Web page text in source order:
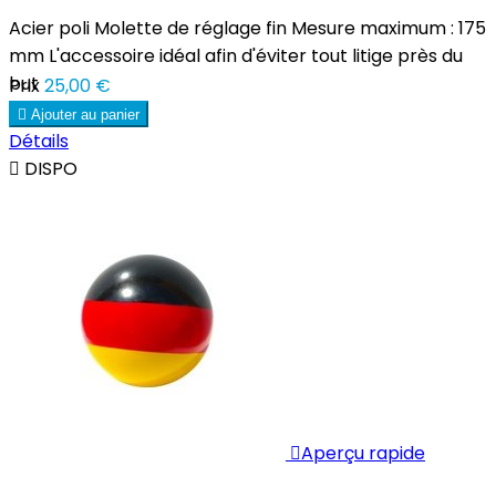
Acier poli Molette de réglage fin Mesure maximum : 175
mm L'accessoire idéal afin d'éviter tout litige près du
but
Prix25,00 €
 Ajouter au panier
Détails
 DISPO
Aperçu rapide